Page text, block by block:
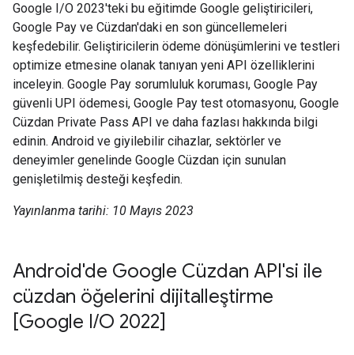
Google I/O 2023'teki bu eğitimde Google geliştiricileri,
Google Pay ve Cüzdan'daki en son güncellemeleri
keşfedebilir. Geliştiricilerin ödeme dönüşümlerini ve testleri
optimize etmesine olanak tanıyan yeni API özelliklerini
inceleyin. Google Pay sorumluluk koruması, Google Pay
güvenli UPI ödemesi, Google Pay test otomasyonu, Google
Cüzdan Private Pass API ve daha fazlası hakkında bilgi
edinin. Android ve giyilebilir cihazlar, sektörler ve
deneyimler genelinde Google Cüzdan için sunulan
genişletilmiş desteği keşfedin.
Yayınlanma tarihi: 10 Mayıs 2023
Android'de Google Cüzdan API'si ile
cüzdan öğelerini dijitalleştirme
[Google I/O 2022]